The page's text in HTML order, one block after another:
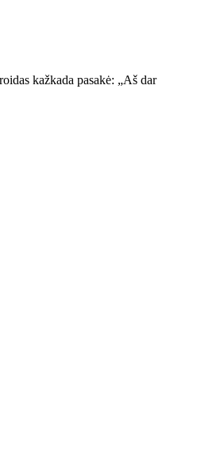
kažkada pasakė: „Aš dar